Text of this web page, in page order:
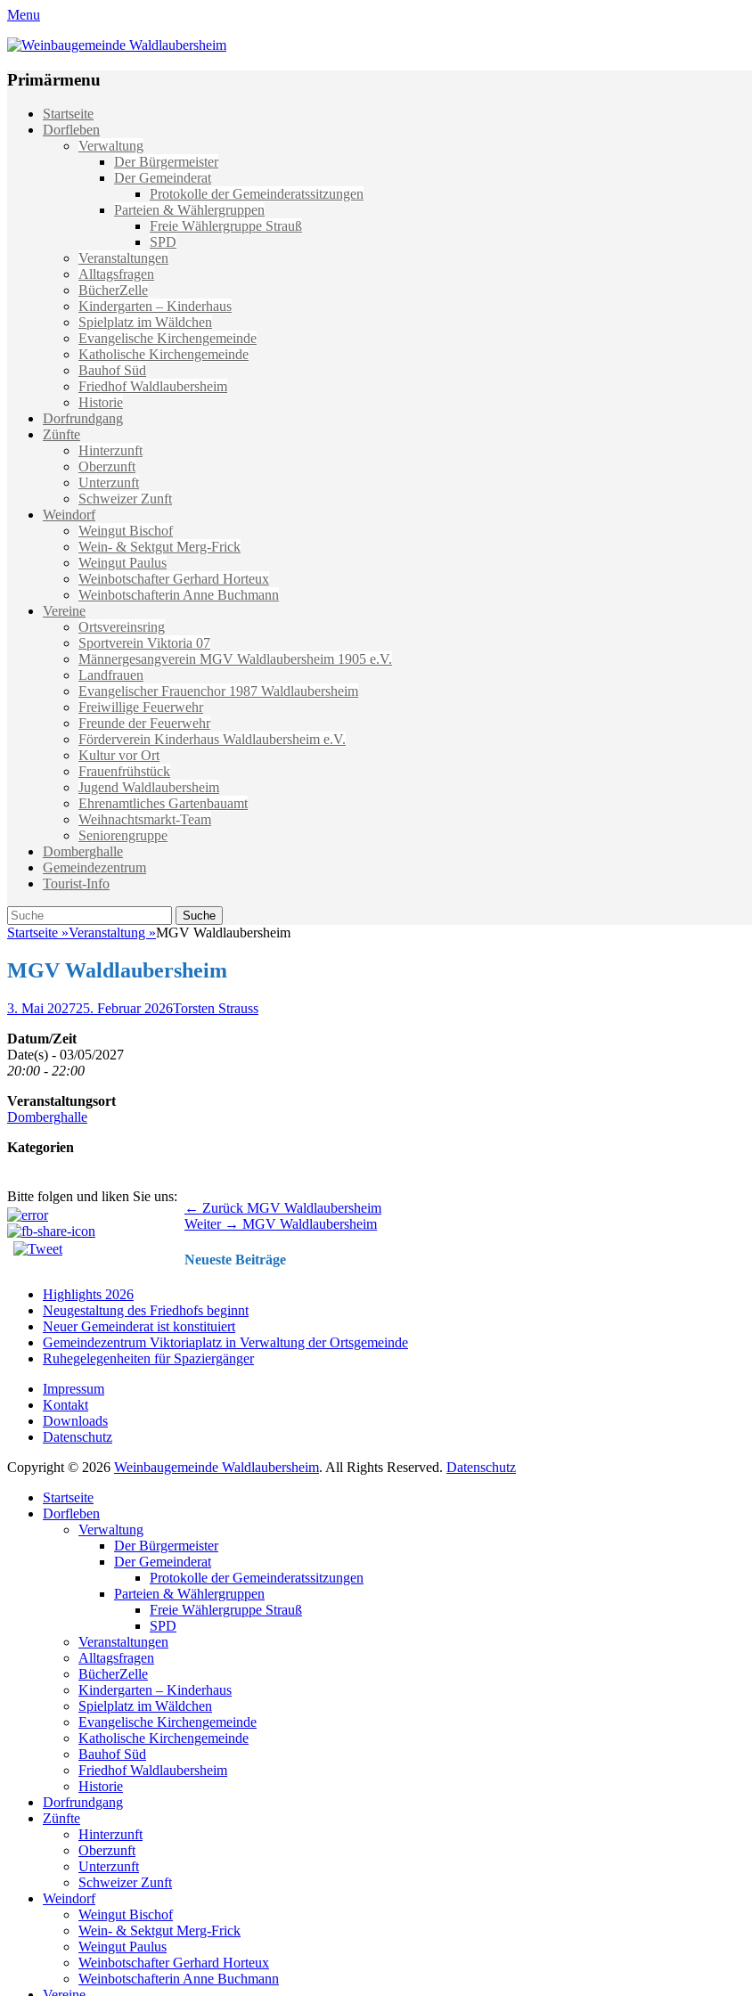
Menu
Weinbaugemeinde Waldlaubersheim
Primärmenu
Weiter
zum
Startseite
Dorfleben
Verwaltung
Der Bürgermeister
Der Gemeinderat
Protokolle der Gemeinderatssitzungen
Parteien & Wählergruppen
Freie Wählergruppe Strauß
SPD
Veranstaltungen
Alltagsfragen
BücherZelle
Kindergarten – Kinderhaus
Spielplatz im Wäldchen
Evangelische Kirchengemeinde
Katholische Kirchengemeinde
Bauhof Süd
Friedhof Waldlaubersheim
Historie
Dorfrundgang
Zünfte
Hinterzunft
Oberzunft
Unterzunft
Schweizer Zunft
Weindorf
Weingut Bischof
Wein- & Sektgut Merg-Frick
Weingut Paulus
Weinbotschafter Gerhard Horteux
Weinbotschafterin Anne Buchmann
Vereine
Ortsvereinsring
Sportverein Viktoria 07
Männergesangverein MGV Waldlaubersheim 1905 e.V.
Landfrauen
Evangelischer Frauenchor 1987 Waldlaubersheim
Freiwillige Feuerwehr
Freunde der Feuerwehr
Förderverein Kinderhaus Waldlaubersheim e.V.
Kultur vor Ort
Frauenfrühstück
Jugend Waldlaubersheim
Ehrenamtliches Gartenbauamt
Weihnachtsmarkt-Team
Seniorengruppe
Domberghalle
Gemeindezentrum
Tourist-Info
Suche
Suche
nach:
Startseite »Veranstaltung »MGV Waldlaubersheim
MGV Waldlaubersheim
Veröffentlicht
3. Mai 202725. Februar 2026Autor
Torsten Strauss
Datum/Zeit
Date(s) - 03/05/2027
20:00 - 22:00
Veranstaltungsort
Domberghalle
Kategorien
Bitte folgen und liken Sie uns:
Beitragsnavigation ← Zurück Vorhergehender
Beitrag:
MGV Waldlaubersheim
Weiter → Nächster
MGV Waldlaubersheim
Neueste Beiträge
Highlights 2026
Neugestaltung des Friedhofs beginnt
Neuer Gemeinderat ist konstituiert
Gemeindezentrum Viktoriaplatz in Verwaltung der Ortsgemeinde
Ruhegelegenheiten für Spaziergänger
Impressum
Kontakt
Downloads
Datenschutz
Copyright © 2026 Weinbaugemeinde Waldlaubersheim. All Rights Reserved. Datenschutz
oben
scrollen
Startseite
Dorfleben
Verwaltung
Der Bürgermeister
Der Gemeinderat
Protokolle der Gemeinderatssitzungen
Parteien & Wählergruppen
Freie Wählergruppe Strauß
SPD
Veranstaltungen
Alltagsfragen
BücherZelle
Kindergarten – Kinderhaus
Spielplatz im Wäldchen
Evangelische Kirchengemeinde
Katholische Kirchengemeinde
Bauhof Süd
Friedhof Waldlaubersheim
Historie
Dorfrundgang
Zünfte
Hinterzunft
Oberzunft
Unterzunft
Schweizer Zunft
Weindorf
Weingut Bischof
Wein- & Sektgut Merg-Frick
Weingut Paulus
Weinbotschafter Gerhard Horteux
Weinbotschafterin Anne Buchmann